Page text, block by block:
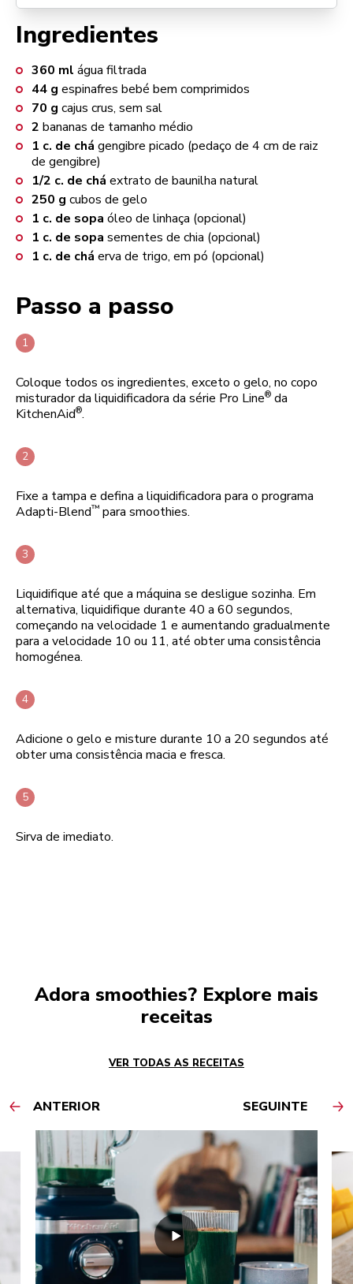
Ingredientes
360 ml água filtrada
44 g espinafres bebé bem comprimidos
70 g cajus crus, sem sal
2 bananas de tamanho médio
1 c. de chá gengibre picado (pedaço de 4 cm de raiz
de gengibre)
1/2 c. de chá extrato de baunilha natural
250 g cubos de gelo
1 c. de sopa óleo de linhaça (opcional)
1 c. de sopa sementes de chia (opcional)
1 c. de chá erva de trigo, em pó (opcional)
Passo a passo
Coloque todos os ingredientes, exceto o gelo, no copo
misturador da liquidificadora da série Pro Line® da
KitchenAid®.
Fixe a tampa e defina a liquidificadora para o programa
Adapti-Blend™ para smoothies.
Liquidifique até que a máquina se desligue sozinha. Em
alternativa, liquidifique durante 40 a 60 segundos,
começando na velocidade 1 e aumentando gradualmente
para a velocidade 10 ou 11, até obter uma consistência
homogénea.
Adicione o gelo e misture durante 10 a 20 segundos até
obter uma consistência macia e fresca.
Sirva de imediato.
Adora smoothies? Explore mais
receitas
VER TODAS AS RECEITAS
ANTERIOR SEGUINTE